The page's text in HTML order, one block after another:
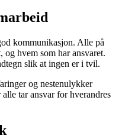
kommunikasjon. Alle på
og hvem som har ansvaret.
slik at ingen er i tvil.
og nestenulykker
tar ansvar for hverandres